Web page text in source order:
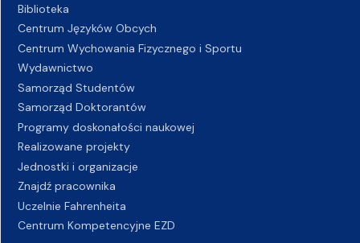
Biblioteka
Centrum Języków Obcych
Centrum Wychowania Fizycznego i Sportu
Wydawnictwo
Samorząd Studentów
Samorząd Doktorantów
Programy doskonałości naukowej
Realizowane projekty
Jednostki i organizacje
Znajdź pracownika
Uczelnie Fahrenheita
Centrum Kompetencyjne EZD